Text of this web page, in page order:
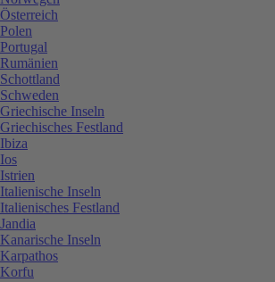
Österreich
Polen
Portugal
Rumänien
Schottland
Schweden
Griechische Inseln
Griechisches Festland
Ibiza
Ios
Istrien
Italienische Inseln
Italienisches Festland
Jandia
Kanarische Inseln
Karpathos
Korfu